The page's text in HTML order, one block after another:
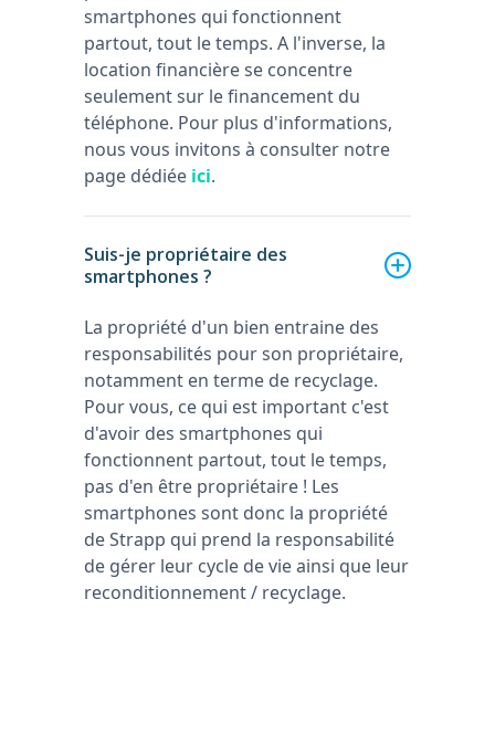
smartphones qui fonctionnent
partout, tout le temps. A l'inverse, la
location financière se concentre
seulement sur le financement du
téléphone. Pour plus d'informations,
nous vous invitons à consulter notre
page dédiée ici.
Suis-je propriétaire des
smartphones ?
La propriété d'un bien entraine des
responsabilités pour son propriétaire,
notamment en terme de recyclage.
Pour vous, ce qui est important c'est
d'avoir des smartphones qui
fonctionnent partout, tout le temps,
pas d'en être propriétaire ! Les
smartphones sont donc la propriété
de Strapp qui prend la responsabilité
de gérer leur cycle de vie ainsi que leur
reconditionnement / recyclage.